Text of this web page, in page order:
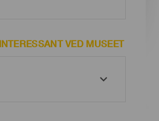
VED MUSEET